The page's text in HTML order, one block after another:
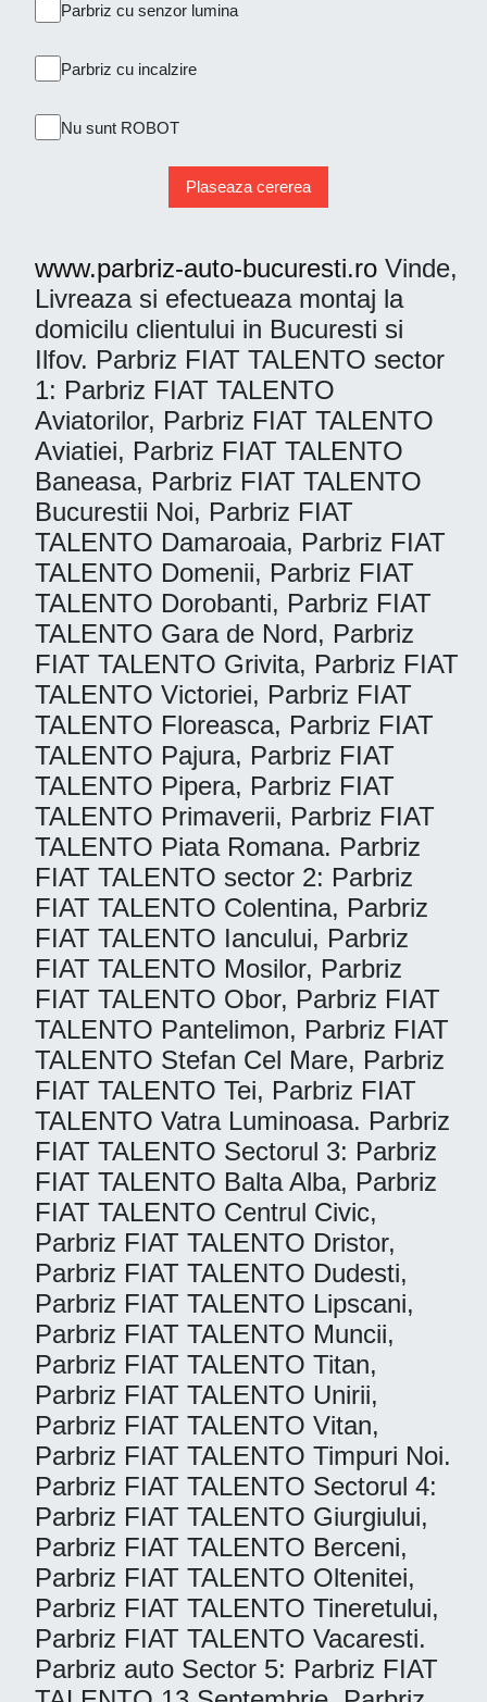
Parbriz cu senzor lumina
Parbriz cu incalzire
Nu sunt ROBOT
Plaseaza cererea
www.parbriz-auto-bucuresti.ro Vinde,
Livreaza si efectueaza montaj la
domicilu clientului in Bucuresti si
Ilfov. Parbriz FIAT TALENTO sector
1: Parbriz FIAT TALENTO
Aviatorilor, Parbriz FIAT TALENTO
Aviatiei, Parbriz FIAT TALENTO
Baneasa, Parbriz FIAT TALENTO
Bucurestii Noi, Parbriz FIAT
TALENTO Damaroaia, Parbriz FIAT
TALENTO Domenii, Parbriz FIAT
TALENTO Dorobanti, Parbriz FIAT
TALENTO Gara de Nord, Parbriz
FIAT TALENTO Grivita, Parbriz FIAT
TALENTO Victoriei, Parbriz FIAT
TALENTO Floreasca, Parbriz FIAT
TALENTO Pajura, Parbriz FIAT
TALENTO Pipera, Parbriz FIAT
TALENTO Primaverii, Parbriz FIAT
TALENTO Piata Romana. Parbriz
FIAT TALENTO sector 2: Parbriz
FIAT TALENTO Colentina, Parbriz
FIAT TALENTO Iancului, Parbriz
FIAT TALENTO Mosilor, Parbriz
FIAT TALENTO Obor, Parbriz FIAT
TALENTO Pantelimon, Parbriz FIAT
TALENTO Stefan Cel Mare, Parbriz
FIAT TALENTO Tei, Parbriz FIAT
TALENTO Vatra Luminoasa. Parbriz
FIAT TALENTO Sectorul 3: Parbriz
FIAT TALENTO Balta Alba, Parbriz
FIAT TALENTO Centrul Civic,
Parbriz FIAT TALENTO Dristor,
Parbriz FIAT TALENTO Dudesti,
Parbriz FIAT TALENTO Lipscani,
Parbriz FIAT TALENTO Muncii,
Parbriz FIAT TALENTO Titan,
Parbriz FIAT TALENTO Unirii,
Parbriz FIAT TALENTO Vitan,
Parbriz FIAT TALENTO Timpuri Noi.
Parbriz FIAT TALENTO Sectorul 4:
Parbriz FIAT TALENTO Giurgiului,
Parbriz FIAT TALENTO Berceni,
Parbriz FIAT TALENTO Oltenitei,
Parbriz FIAT TALENTO Tineretului,
Parbriz FIAT TALENTO Vacaresti.
Parbriz auto Sector 5: Parbriz FIAT